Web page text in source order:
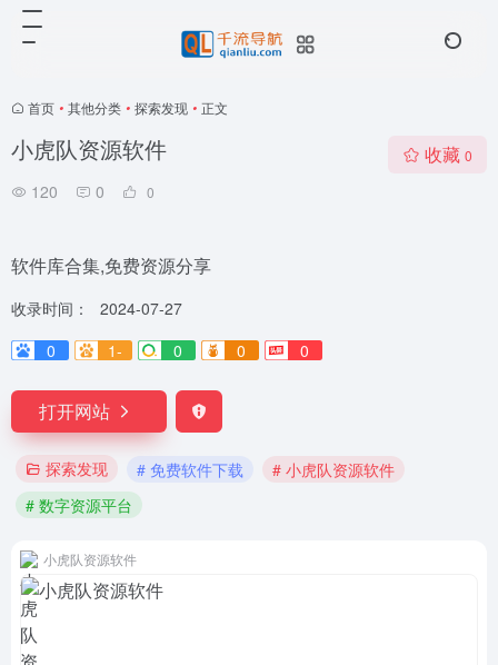
首页 • 其他分类 • 探索发现 • 正文
小虎队资源软件
120 0 0
收藏 0
软件库合集,免费资源分享
收录时间：
2024-07-27
0
1- 0 0 0
打开网站
探索发现 # 免费软件下载
# 小虎队资源软件
# 数字资源平台
小虎队资源软件